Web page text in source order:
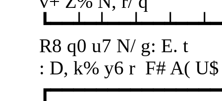
R8 q0 u7 N/ g: E. t
: D, k% y6 r F# A( U$